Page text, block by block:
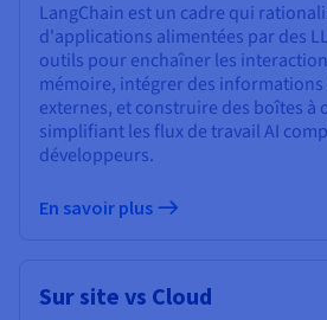
LangChain est un cadre qui
d'applications alimentées par des
outils pour enchaîner les
mémoire, intégrer des informations
externes, et construire des boîtes à
simplifiant les flux de travail AI
développeurs.
En savoir plus
Sur site vs Cloud